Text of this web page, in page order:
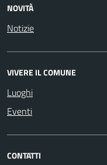
NOVITÀ
Notizie
VIVERE IL COMUNE
Luoghi
Eventi
CONTATTI